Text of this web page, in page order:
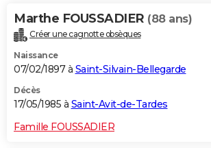
Marthe FOUSSADIER (88 ans)
Créer une cagnotte obsèques
Naissance
07/02/1897 à Saint-Silvain-Bellegarde
Décès
17/05/1985 à Saint-Avit-de-Tardes
Famille FOUSSADIER